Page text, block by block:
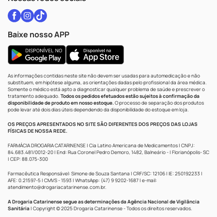
Baixe nosso APP
As informações contidas neste site não devem ser usadas para automedicação e não
substituem, em hipótese alguma, as orientações dadas pelo profissional da área médica.
Somente o médico está apto a diagnosticar qualquer problema de saúde e prescrever o
tratamento adequado. Todos os pedidos efetuados estão sujeitos à confirmação da
disponibilidade de produto em nosso estoque.O processo de separação dos produtos
pode levar até dois dias úteis dependendo da disponibilidade do estoque em loja.
OS PREÇOS APRESENTADOS NO SITE SÃO DIFERENTES DOS PREÇOS DAS LOJAS
FÍSICAS DE NOSSA REDE.
FARMÁCIA DROGARIA CATARINENSE | Cia Latino Americana de Medicamentos | CNPJ:
84.683.481/0012-20 | End: Rua Coronel Pedro Demoro, 1482, Balneário - | Florianópolis- SC
| CEP: 88.075-300
Farmacêutica Responsável: Simone de Souza Santana | CRF/SC: 12106 | IE: 250192233 |
AFE: 0.21597-5 | CMVS - 1593 | WhatsApp: (47) 9 9202-1687 | e-mail:
atendimento@drogariacatarinense.com.br.
A Drogaria Catarinense segue as determinações da Agência Nacional de Vigilância
Sanitária | Copyright © 2025 Drogaria Catarinense - Todos os direitos reservados.